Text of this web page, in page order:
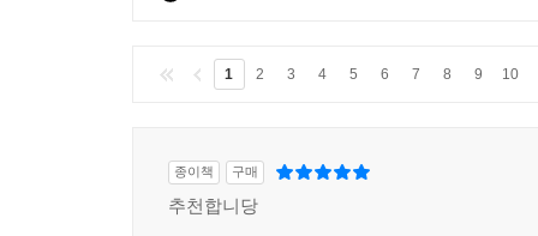
1 2 3 4 5 6 7 8 9 10
종이책 구매
추천합니당